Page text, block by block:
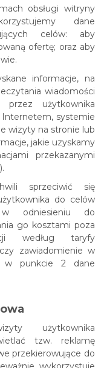
obsługi witryny
dane
celów: aby
ofertę; oraz aby
informacje, na
wiadomości
przez użytkownika
Internetem, systemie
wizyty na stronie lub
jakie uzyskamy
przekazanymi
sprzeciwić się
do celów
odniesieniu do
go kosztami poza
według taryfy
zawiadomienie w
w punkcie 2 dane
użytkownika
tzw. reklamę
przekierowujące do